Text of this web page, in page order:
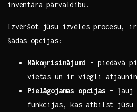
inventāra pārvaldību.
Izvēršot‌ jūsu izvēles procesu,⁢
šādas ⁣opcijas:
Mākoņrisinājumi -‌ piedāvā⁣
vietas un ir viegli
Pielāgojamas opcijas – ļauj
funkcijas, kas ⁤atbilst jūsu